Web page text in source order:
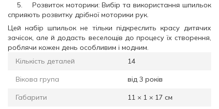
5. Розвиток моторики: Вибір та використання шпильок
сприяють розвитку дрібної моторики рук.
Цей набір шпильок не тільки підкреслить красу дитячих
зачісок, але й додасть веселощів до процесу їх створення,
роблячи кожен день особливим і модним.
Кількість деталей
14
Вікова група від 3 років
Габарити 11 × 1 × 17 см